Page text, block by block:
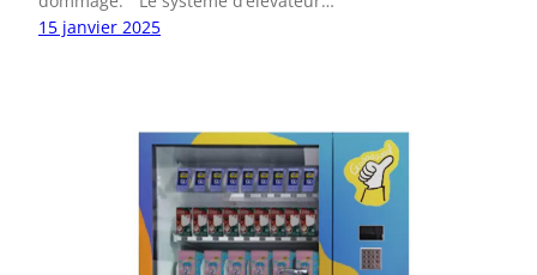
15 janvier 2025